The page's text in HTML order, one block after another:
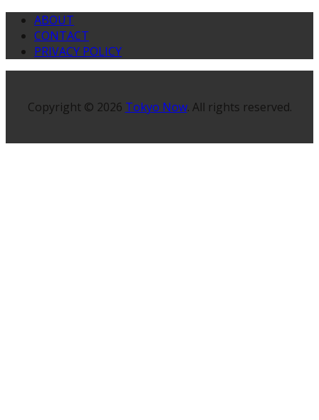
ABOUT
CONTACT
PRIVACY POLICY
Copyright © 2026 Tokyo Now. All rights reserved.